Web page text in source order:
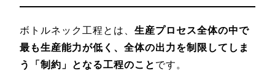
ボトルネック工程とは、 生産プロセス全体の中で
最も生産能力が低く、全体の出力を制限してしま
う「制約」となる工程のこと です。